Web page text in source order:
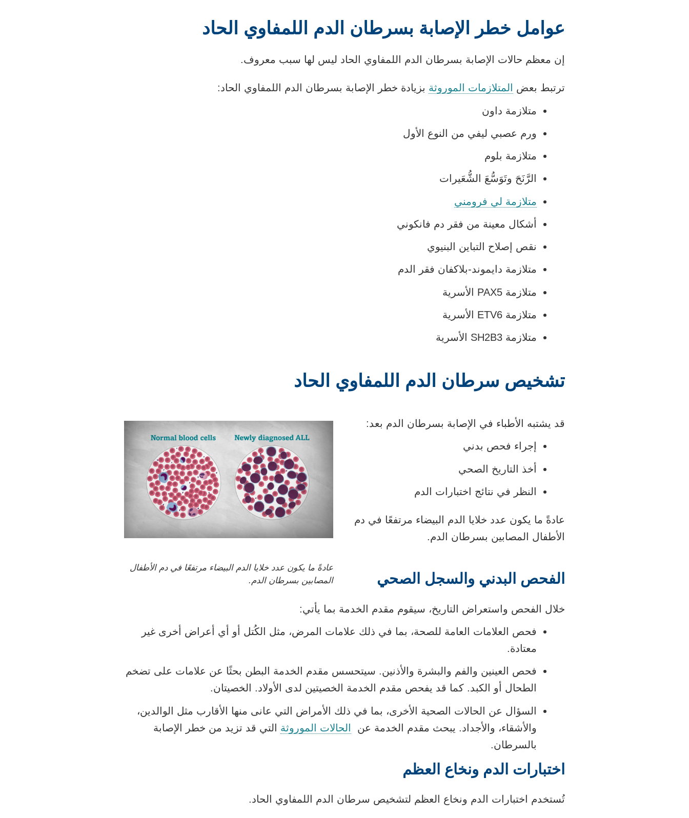
عوامل خطر الإصابة بسرطان الدم اللمفاوي الحاد
إن معظم حالات الإصابة بسرطان الدم اللمفاوي الحاد ليس لها سبب معروف.
ترتبط بعض المتلازمات الموروثة بزيادة خطر الإصابة بسرطان الدم اللمفاوي الحاد:
متلازمة داون
ورم عصبي ليفي من النوع الأول
متلازمة بلوم
الرَّنَحَ وتَوَسُّعَ الشُّعَيرات
متلازمة لي فرومني
أشكال معينة من فقر دم فانكوني
نقص إصلاح التباين البنيوي
متلازمة دايموند-بلاكفان فقر الدم
متلازمة PAX5 الأسرية
متلازمة ETV6 الأسرية
متلازمة SH2B3 الأسرية
تشخيص سرطان الدم اللمفاوي الحاد
عادةً ما يكون عدد خلايا الدم البيضاء مرتفعًا في دم الأطفال
المصابين بسرطان الدم.
قد يشتبه الأطباء في الإصابة بسرطان الدم بعد:
إجراء فحص بدني
أخذ التاريخ الصحي
النظر في نتائج اختبارات الدم
عادةً ما يكون عدد خلايا الدم البيضاء مرتفعًا في دم
الأطفال المصابين بسرطان الدم.
الفحص البدني والسجل الصحي
خلال الفحص واستعراض التاريخ، سيقوم مقدم الخدمة بما يأتي:
فحص العلامات العامة للصحة، بما في ذلك علامات المرض، مثل الكُتل أو أي أعراض أخرى غير
معتادة.
فحص العينين والفم والبشرة والأذنين. سيتحسس مقدم الخدمة البطن بحثًا عن علامات على تضخم
الطحال أو الكبد. كما قد يفحص مقدم الخدمة الخصيتين لدى الأولاد.
الخصيتان.
السؤال عن الحالات الصحية الأخرى، بما في ذلك الأمراض التي عانى منها الأقارب مثل الوالدين،
والأشقاء، والأجداد. يبحث مقدم الخدمة عن الحالات الموروثة التي قد تزيد من خطر الإصابة
بالسرطان.
اختبارات الدم ونخاع العظم
تُستخدم اختبارات الدم ونخاع العظم لتشخيص سرطان الدم اللمفاوي الحاد.